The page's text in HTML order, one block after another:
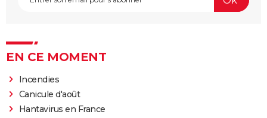
EN CE MOMENT
Incendies
Canicule d'août
Hantavirus en France